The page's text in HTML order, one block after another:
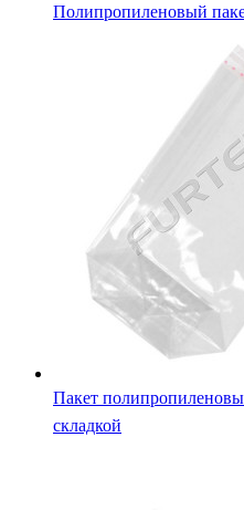
Полипропиленовый
Пакет
складкой